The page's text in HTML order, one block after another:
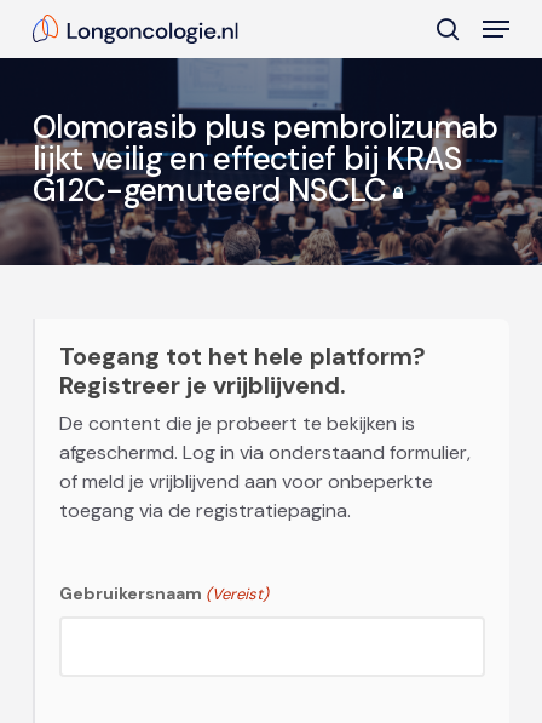
search
Menu
Olomorasib plus pembrolizumab
lijkt veilig en effectief bij KRAS
G12C-gemuteerd NSCLC
Toegang tot het hele platform?
Registreer je vrijblijvend.
De content die je probeert te bekijken is
afgeschermd. Log in via onderstaand formulier,
of meld je vrijblijvend aan voor onbeperkte
toegang via de registratiepagina.
Gebruikersnaam (Vereist)